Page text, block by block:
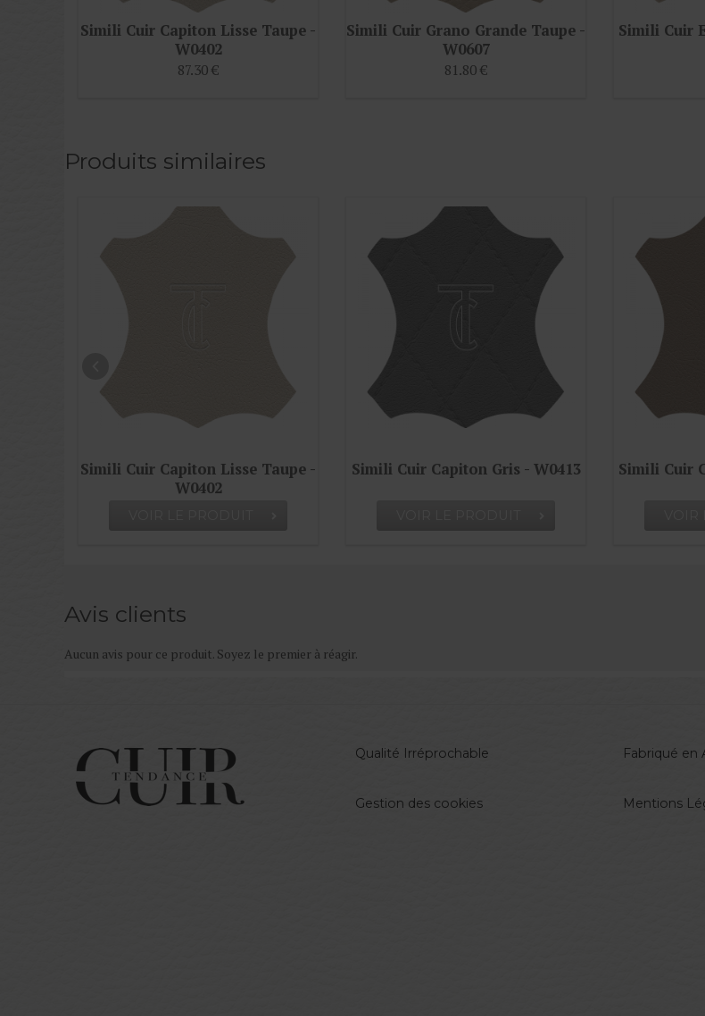
Simili Cuir Capiton Lisse Taupe -
W0402
87.30 €
Simili Cuir Grano Grande Taupe -
W0607
81.80 €
Simili Cuir
Produits similaires
Simili Cuir Capiton Gris - W0413
Simili Cuir Capiton Lisse Cendre
Avis clients
Aucun avis pour ce produit. Soyez le premier à réagir.
Qualité Irréprochable
Gestion des cookies
Fabriqué en
Mentions